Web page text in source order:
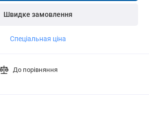
Швидке замовлення
Спеціальная ціна
До порівняння